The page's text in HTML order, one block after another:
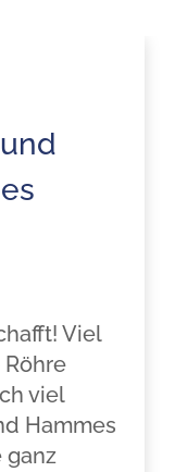
Viel
viel
Hammes
ganz